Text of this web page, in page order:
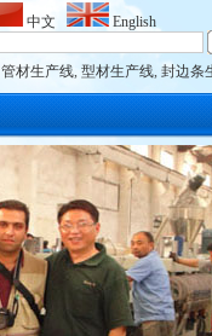
中文
English
管材生产线, 型材生产线, 封边条